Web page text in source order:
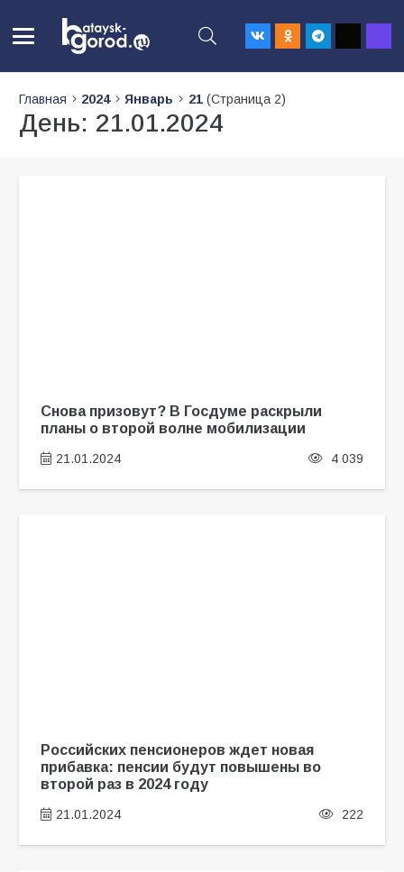
Главная 2024 Январь 21(Страница 2)
День: 21.01.2024
Снова призовут? В Госдуме раскрыли
планы о второй волне мобилизации
21.01.2024 4 039
Российских пенсионеров ждет новая
прибавка: пенсии будут повышены во
второй раз в 2024 году
21.01.2024 222